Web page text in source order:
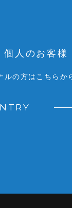
個人のお客様
ルの方はこちらか